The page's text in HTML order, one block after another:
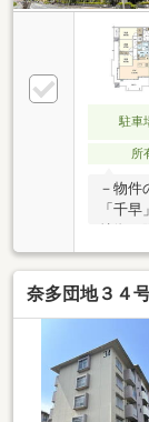
駐車
所
－物
「千
特徴・
は約
納スペ
内に備
月額
辺環
200m)
探し
ご相
奈多団地３４